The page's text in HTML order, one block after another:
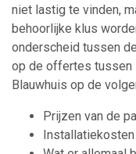
niet lastig te vinden,
behoorlijke klus
onderscheid tussen
op de offertes tussen
Blauwhuis op de
Prijzen van de
Installatiekosten